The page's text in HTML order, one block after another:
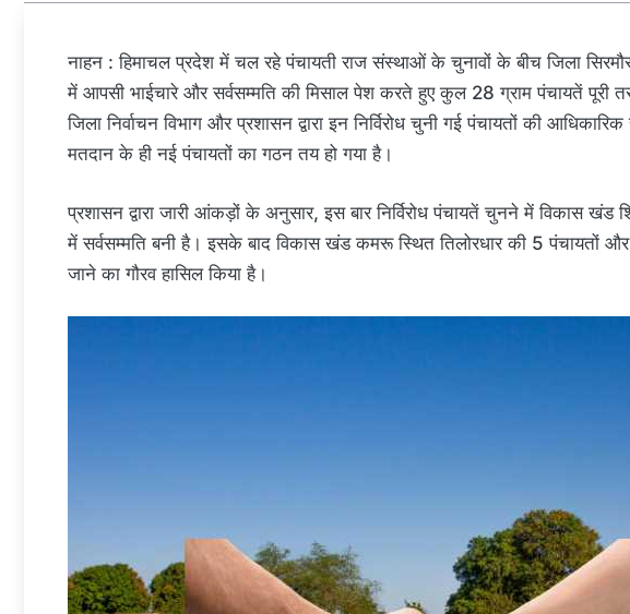
नाहन : हिमाचल प्रदेश में चल रहे पंचायती राज संस्थाओं के चुनावों के बीच जिला
में आपसी भाईचारे और सर्वसम्मति की मिसाल पेश करते हुए कुल 28 ग्राम पंचायतें पूरी
जिला निर्वाचन विभाग और प्रशासन द्वारा इन निर्विरोध चुनी गई पंचायतों की
मतदान के ही नई पंचायतों का गठन तय हो गया है।
प्रशासन द्वारा जारी आंकड़ों के अनुसार, इस बार निर्विरोध पंचायतें चुनने में विकास
में सर्वसम्मति बनी है। इसके बाद विकास खंड कमरू स्थित तिलोरधार की 5 पंचायतों
जाने का गौरव हासिल किया है।